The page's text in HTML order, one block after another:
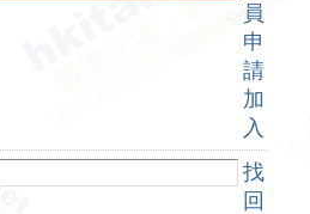
員
申
請
加
入
找
回